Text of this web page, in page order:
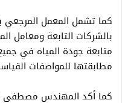
كما تشمل المعمل المرجعي
بالشركات التابعة ومعامل
متابعة جودة المياه في جميع
مطابقتها للمواصفات
كما أكد المهندس مصطفى